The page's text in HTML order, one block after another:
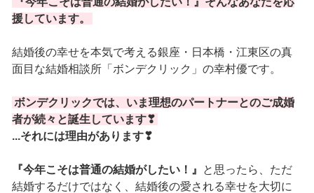
援しています。
結婚後の幸せを本気で考える銀座・日本橋・江東区の真
面目な結婚相談所「ボンデクリック」の幸村優です。
ボンデクリックでは、いま理想のパートナーとのご成婚
者が続々と誕生しています❣
...それには理由があります❣
『今年こそは普通の結婚がしたい！』
と思ったら、ただ
結婚するだけではなく、結婚後の愛される幸せを大切に